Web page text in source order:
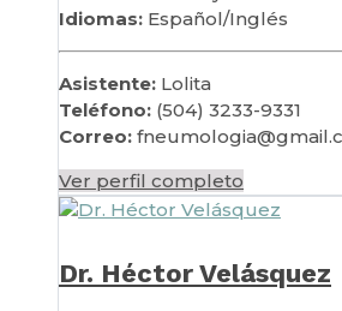
Idiomas: Español/Inglés
Asistente: Lolita
Teléfono: (504) 3233-9331
Correo:
Ver perfil completo
Dr. Héctor Velásquez